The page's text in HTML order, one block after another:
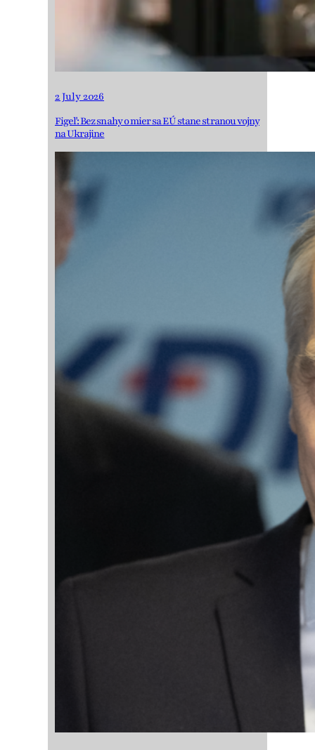
2 July 2026
Figeľ: Bez snahy o mier sa EÚ stane stranou vojny
na Ukrajine